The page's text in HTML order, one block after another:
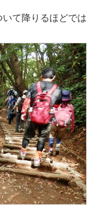
て降りるほどでは